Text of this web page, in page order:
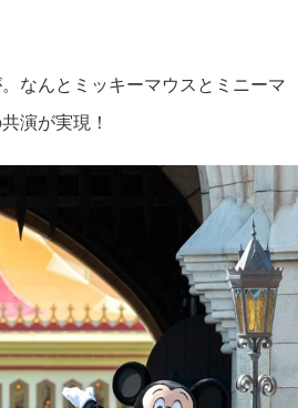
なんとミッキーマウスとミニーマ
演が実現！